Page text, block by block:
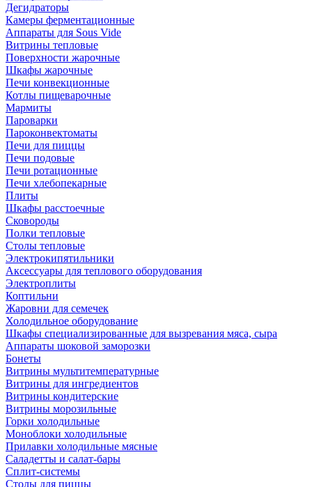
Дегидраторы
Камеры ферментационные
Аппараты для Sous Vide
Витрины тепловые
Поверхности жарочные
Шкафы жарочные
Печи конвекционные
Котлы пищеварочные
Мармиты
Пароварки
Пароконвектоматы
Печи для пиццы
Печи подовые
Печи ротационные
Печи хлебопекарные
Плиты
Шкафы расстоечные
Сковороды
Полки тепловые
Столы тепловые
Электрокипятильники
Аксессуары для теплового оборудования
Электроплиты
Коптильни
Жаровни для семечек
Холодильное оборудование
Шкафы специализированные для вызревания мяса, сыра
Аппараты шоковой заморозки
Бонеты
Витрины мультитемпературные
Витрины для ингредиентов
Витрины кондитерские
Витрины морозильные
Горки холодильные
Моноблоки холодильные
Прилавки холодильные мясные
Саладетты и салат-бары
Сплит-системы
Столы для пиццы